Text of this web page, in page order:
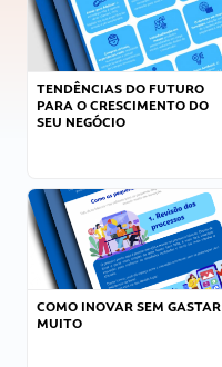
TENDÊNCIAS DO FUTURO
PARA O CRESCIMENTO DO
SEU NEGÓCIO
COMO INOVAR SEM GASTAR
MUITO